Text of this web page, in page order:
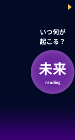
いつ何が
起こる？
未来
reading